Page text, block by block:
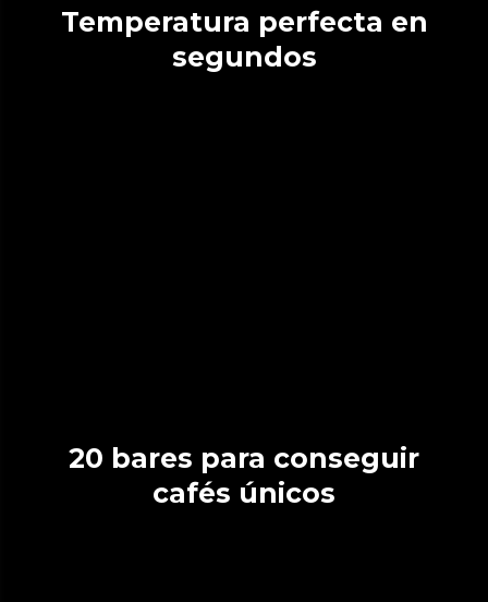
Temperatura perfecta en
segundos
20 bares para conseguir
cafés únicos